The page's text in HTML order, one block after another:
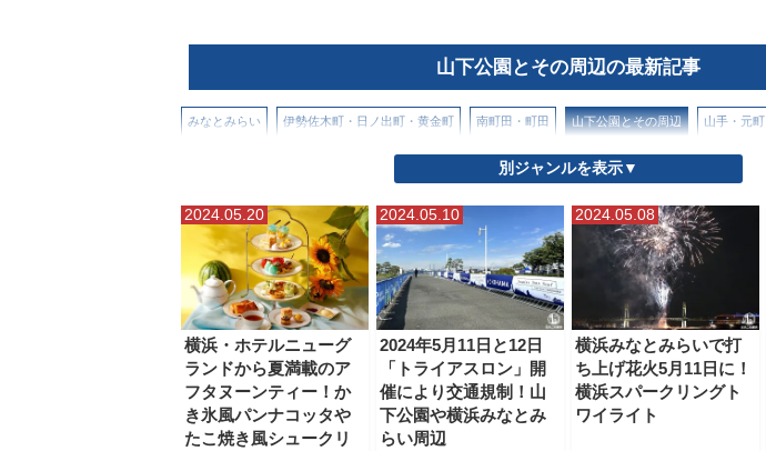
山下公園とその周辺の最新記事
みなとみらい 伊勢佐木町・日ノ出町・黄金町 南町田・町田 山下公園とその周辺 山手・元町
横浜からの日帰りスポット 横浜中華街
野毛・近隣エリア 鎌倉 関内・馬車道
別ジャンルを表示▼
2024.05.20
横浜・ホテルニューグ
ランドから夏満載のア
フタヌーンティー！か
き氷風パンナコッタや
たこ焼き風シュークリ
2024.05.10
2024年5月11日と12日
「トライアスロン」開
催により交通規制！山
下公園や横浜みなとみ
らい周辺
2024.05.08
横浜みなとみらいで打
ち上げ花火5月11日に！
横浜スパークリングト
ワイライト